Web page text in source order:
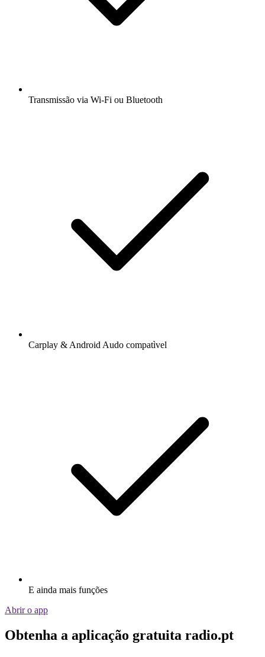
Transmissão via Wi-Fi ou Bluetooth
Carplay & Android Audo compatìvel
E ainda mais funções
Abrir o app
Obtenha a aplicação gratuita radio.pt